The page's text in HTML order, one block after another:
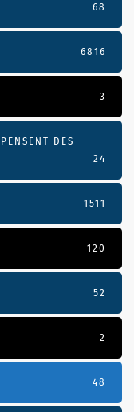
68
6816
3
DES
24
1511
120
52
2
48